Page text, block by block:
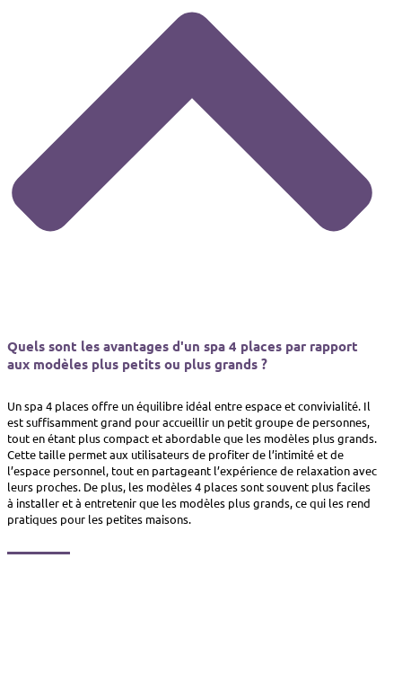
Quels sont les avantages d'un spa 4 places par rapport
aux modèles plus petits ou plus grands ?
Un spa 4 places offre un équilibre idéal entre espace et convivialité. Il
est suffisamment grand pour accueillir un petit groupe de personnes,
tout en étant plus compact et abordable que les modèles plus grands.
Cette taille permet aux utilisateurs de profiter de l’intimité et de
l’espace personnel, tout en partageant l’expérience de relaxation avec
leurs proches. De plus, les modèles 4 places sont souvent plus faciles
à installer et à entretenir que les modèles plus grands, ce qui les rend
pratiques pour les petites maisons.